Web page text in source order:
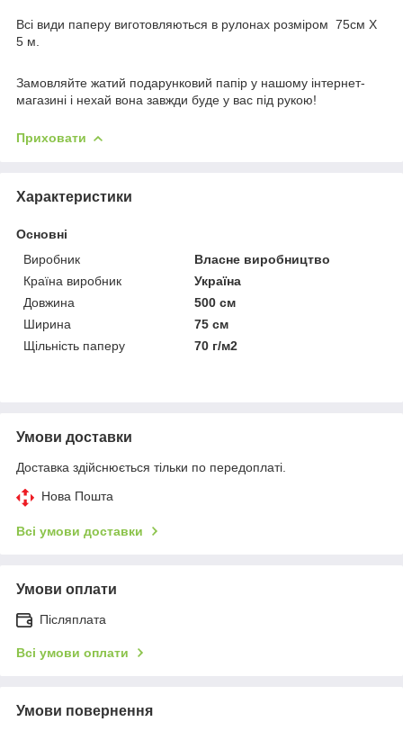
Всі види паперу виготовляються в рулонах розміром 75см Х
5 м.
Замовляйте жатий подарунковий папір у нашому інтернет-
магазині і нехай вона завжди буде у вас під рукою!
Приховати
Характеристики
Основні
Виробник
Власне виробництво
Країна виробник
Україна
Довжина
500 см
Ширина
75 см
Щільність паперу
70 г/м2
Умови доставки
Доставка здійснюється тільки по передоплаті.
Нова Пошта
Всі умови доставки
Умови оплати
Післяплата
Всі умови оплати
Умови повернення